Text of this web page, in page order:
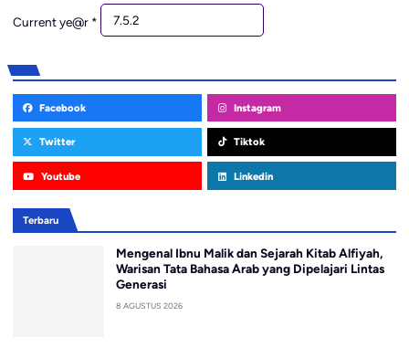
Current ye@r *
Facebook Instagram
Twitter Tiktok
Youtube Linkedin
Terbaru
Mengenal Ibnu Malik dan Sejarah Kitab Alfiyah,
Warisan Tata Bahasa Arab yang Dipelajari Lintas
Generasi
8 AGUSTUS 2026